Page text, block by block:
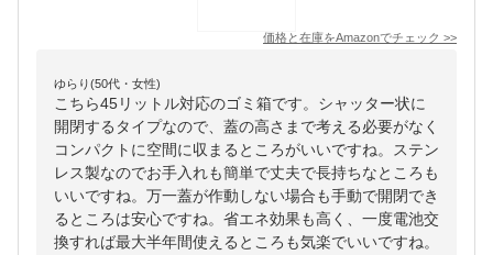
価格と在庫をAmazonでチェック >>
ゆらり(50代・女性)
こちら45リットル対応のゴミ箱です。シャッター状に
開閉するタイプなので、蓋の高さまで考える必要がなく
コンパクトに空間に収まるところがいいですね。ステン
レス製なのでお手入れも簡単で丈夫で長持ちなところも
いいですね。万一蓋が作動しない場合も手動で開閉でき
るところは安心ですね。省エネ効果も高く、一度電池交
換すれば最大半年間使えるところも気楽でいいですね。